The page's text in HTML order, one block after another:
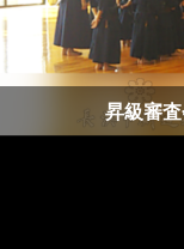
昇級審